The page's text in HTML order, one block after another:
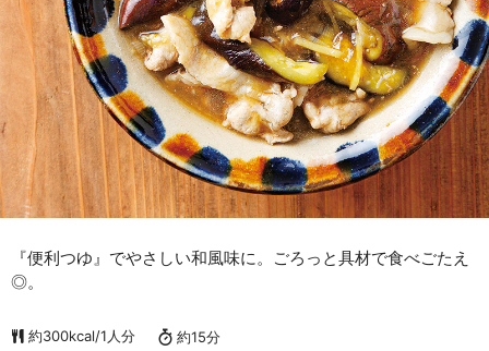
『便利つゆ』でやさしい和風味に。ごろっと具材で食べごたえ
◎。
約300kcal/1人分 約15分